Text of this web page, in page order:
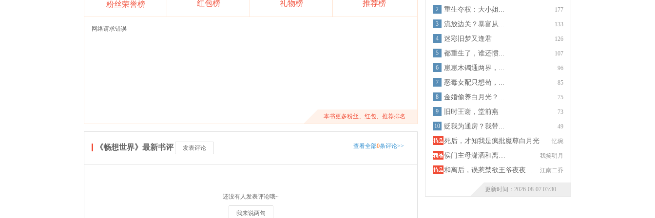
粉丝荣誉榜 红包榜 礼物榜 推荐榜
网络请求错误
本书更多粉丝、红包、推荐排名
查看全部0条评论>>
《畅想世界》最新书评 发表评论
还没有人发表评论哦~
我来说两句
177
2 重生夺权：大小姐...
133
3 流放边关？暴富从...
126
4 迷彩旧梦又逢君
107
5 都重生了，谁还惯...
96
6 崽崽木镯通两界，...
85
7 恶毒女配只想苟，...
75
8 金婚偷养白月光？...
73
9 旧时王谢，堂前燕
49
10 贬我为通房？我带...
忆琬
死后，才知我是疯批魔尊白月光
我笑明月
侯门主母潇洒和离…
江南二乔
和离后，误惹禁欲王爷夜夜…
更新时间：2026-08-07 03:30